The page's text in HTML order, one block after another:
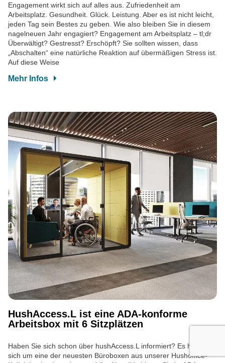
Engagement wirkt sich auf alles aus. Zufriedenheit am
Arbeitsplatz. Gesundheit. Glück. Leistung. Aber es ist nicht leicht,
jeden Tag sein Bestes zu geben. Wie also bleiben Sie in diesem
nagelneuen Jahr engagiert? Engagement am Arbeitsplatz – tl;dr
Überwältigt? Gestresst? Erschöpft? Sie sollten wissen, dass
„Abschalten“ eine natürliche Reaktion auf übermäßigen Stress ist.
Auf diese Weise
Mehr Infos
HushAccess.L ist eine ADA-konforme
Arbeitsbox mit 6 Sitzplätzen
Haben Sie sich schon über hushAccess.L informiert? Es handelt
sich um eine der neuesten Büroboxen aus unserer Hushoffice-